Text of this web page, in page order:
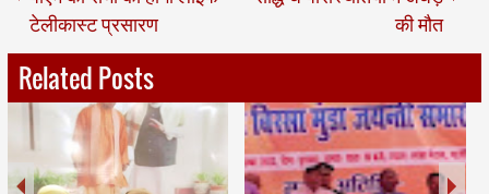
टेलीकास्ट प्रसारण
की मौत
Related Posts